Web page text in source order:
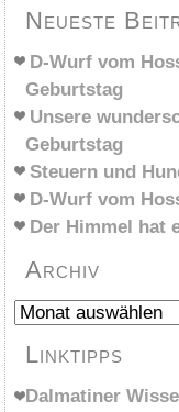
Neueste
D-Wurf vom
Geburtstag
Unsere
Geburtstag
Steuern und
D-Wurf vom
Der Himmel hat
Archiv
Archiv
Linktipps
Dalmatiner